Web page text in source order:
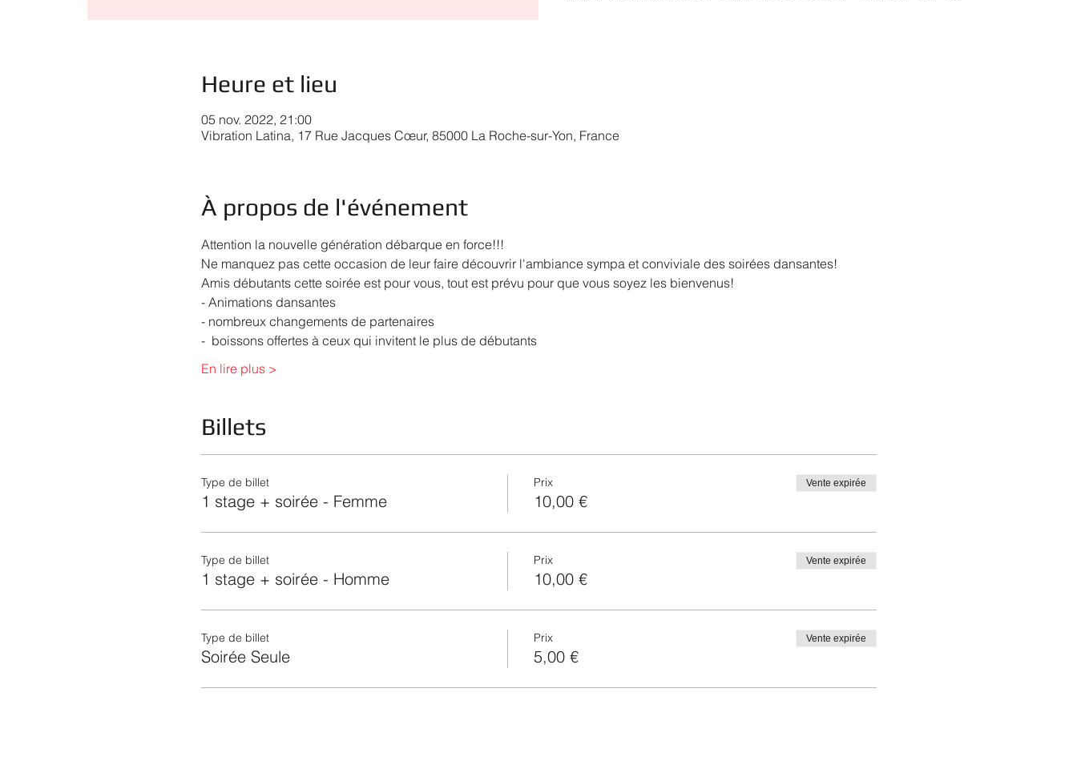
Heure et lieu
05 nov. 2022, 21:00
Vibration Latina, 17 Rue Jacques Cœur, 85000 La Roche-sur-Yon, France
À propos de l'événement
Attention la nouvelle génération débarque en force!!!
Ne manquez pas cette occasion de leur faire découvrir l'ambiance sympa et conviviale des soirées dansantes!
Amis débutants cette soirée est pour vous, tout est prévu pour que vous soyez les bienvenus!
- Animations dansantes
- nombreux changements de partenaires
-  boissons offertes à ceux qui invitent le plus de débutants
En lire plus >
Billets
Type de billet
1 stage + soirée - Femme
Prix
10,00 €
Vente expirée
Type de billet
1 stage + soirée - Homme
Prix
10,00 €
Vente expirée
Type de billet
Soirée Seule
Prix
5,00 €
Vente expirée